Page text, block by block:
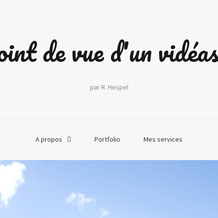
de vue d'un
par R. Hespel
A propos Portfolio Mes services